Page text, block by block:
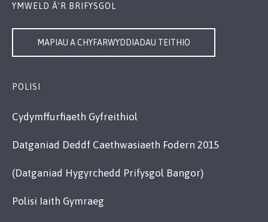
YMWELD Â’R BRIFYSGOL
MAPIAU A CHYFARWYDDIADAU TEITHIO
POLISI
Cydymffurfiaeth Gyfreithiol
Datganiad Deddf Caethwasiaeth Fodern 2015
(Datganiad Hygyrchedd Prifysgol Bangor)
Polisi Iaith Gymraeg